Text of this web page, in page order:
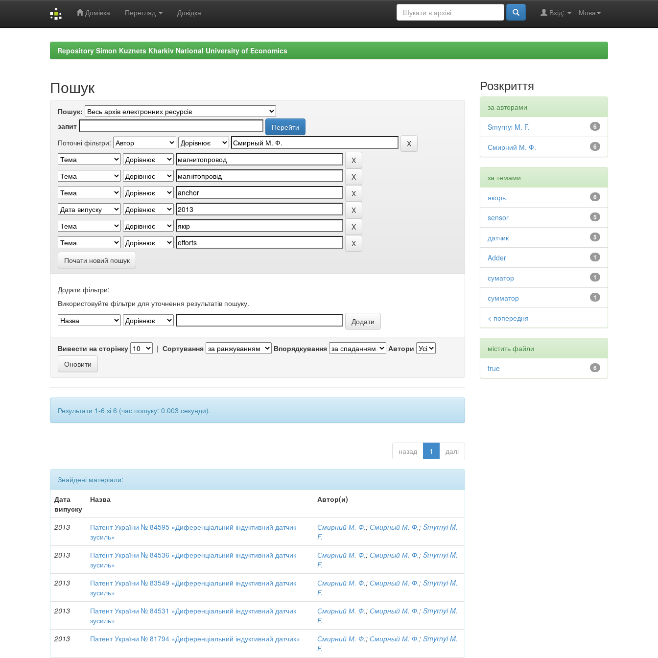
Домівка Перегляд Довідка Мова
Вхід:
Repository Simon Kuznets Kharkiv National University of Economics
Пошук
Пошук:
запит
Поточні фільтри:
Почати новий пошук
Додати фільтри:
Використовуйте фільтри для уточнення результатів пошуку.
Вивести на сторінку | Сортування Впорядкування Автори
Результати 1-6 зі 6 (час пошуку: 0.003 секунди).
назад 1 далі
Знайдені матеріали:
Дата
випуску
Назва Автор(и)
2013
Патент України № 84595 «Диференціальний індуктивний датчик
зусиль»
Смирний М. Ф.;Смирный М. Ф.;Smyrnyi M.
F.
2013
Патент України № 84536 «Диференціальний індуктивний датчик
зусиль»
Смирний М. Ф.;Смирный М. Ф.;Smyrnyi M.
F.
2013
Патент України № 83549 «Диференціальний індуктивний датчик
зусиль»
Смирний М. Ф.;Смирный М. Ф.;Smyrnyi M.
F.
2013
Патент України № 84531 «Диференціальний індуктивний датчик
зусиль»
Смирний М. Ф.;Смирный М. Ф.;Smyrnyi M.
F.
2013
Патент України № 81794 «Диференціальний індуктивний датчик» Смирний М. Ф.;Смирный М. Ф.;Smyrnyi M.
F.
Розкриття
за авторами
6
Smyrnyi M. F.
6
Смирний М. Ф.
за темами
6
якорь
5
sensor
5
датчик
1
Adder
1
суматор
1
сумматор
< попередня
містить файли
6
true